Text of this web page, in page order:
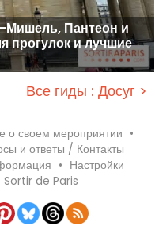
Мишель, Пантеон и
прогулок и лучшие
Все гиды : Досуг >
о своем мероприятии •
и ответы / Контакты
• Настройки
Sortir de Paris